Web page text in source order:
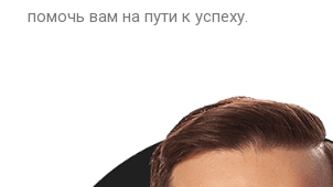
помочь вам на пути к успеху.